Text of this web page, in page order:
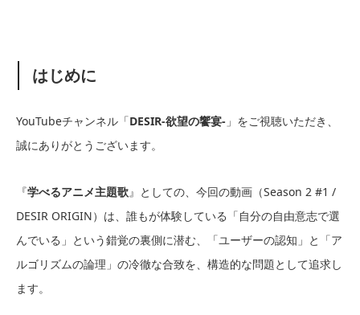
はじめに
YouTubeチャンネル「DESIR-欲望の饗宴- 」をご視聴いただき、
誠にありがとうございます。
『学べるアニメ主題歌』としての、今回の動画（Season 2 #1 /
DESIR ORIGIN）は、誰もが体験している「自分の自由意志で選
んでいる」という錯覚の裏側に潜む、「ユーザーの認知」と「ア
ルゴリズムの論理」の冷徹な合致を、構造的な問題として追求し
ます。